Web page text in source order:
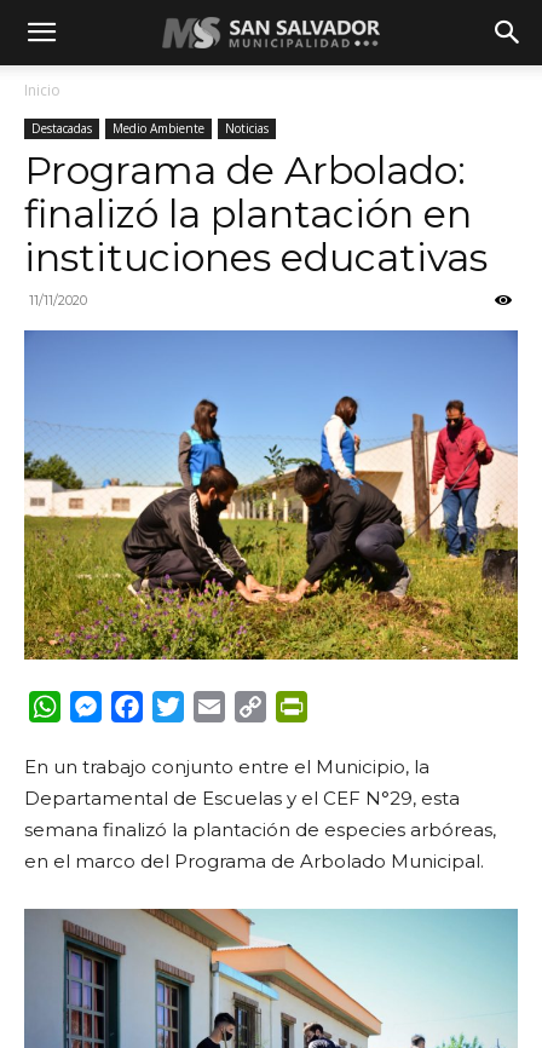
Inicio
Destacadas Medio Ambiente Noticias
Programa de Arbolado:
finalizó la plantación en
instituciones educativas
11/11/2020
WhatsApp
Messenger
FacebookTwitterEmail Copy
En un trabajo conjunto entre el Municipio, la
Departamental de Escuelas y el CEF N°29, esta
semana finalizó la plantación de especies arbóreas,
en el marco del Programa de Arbolado Municipal.